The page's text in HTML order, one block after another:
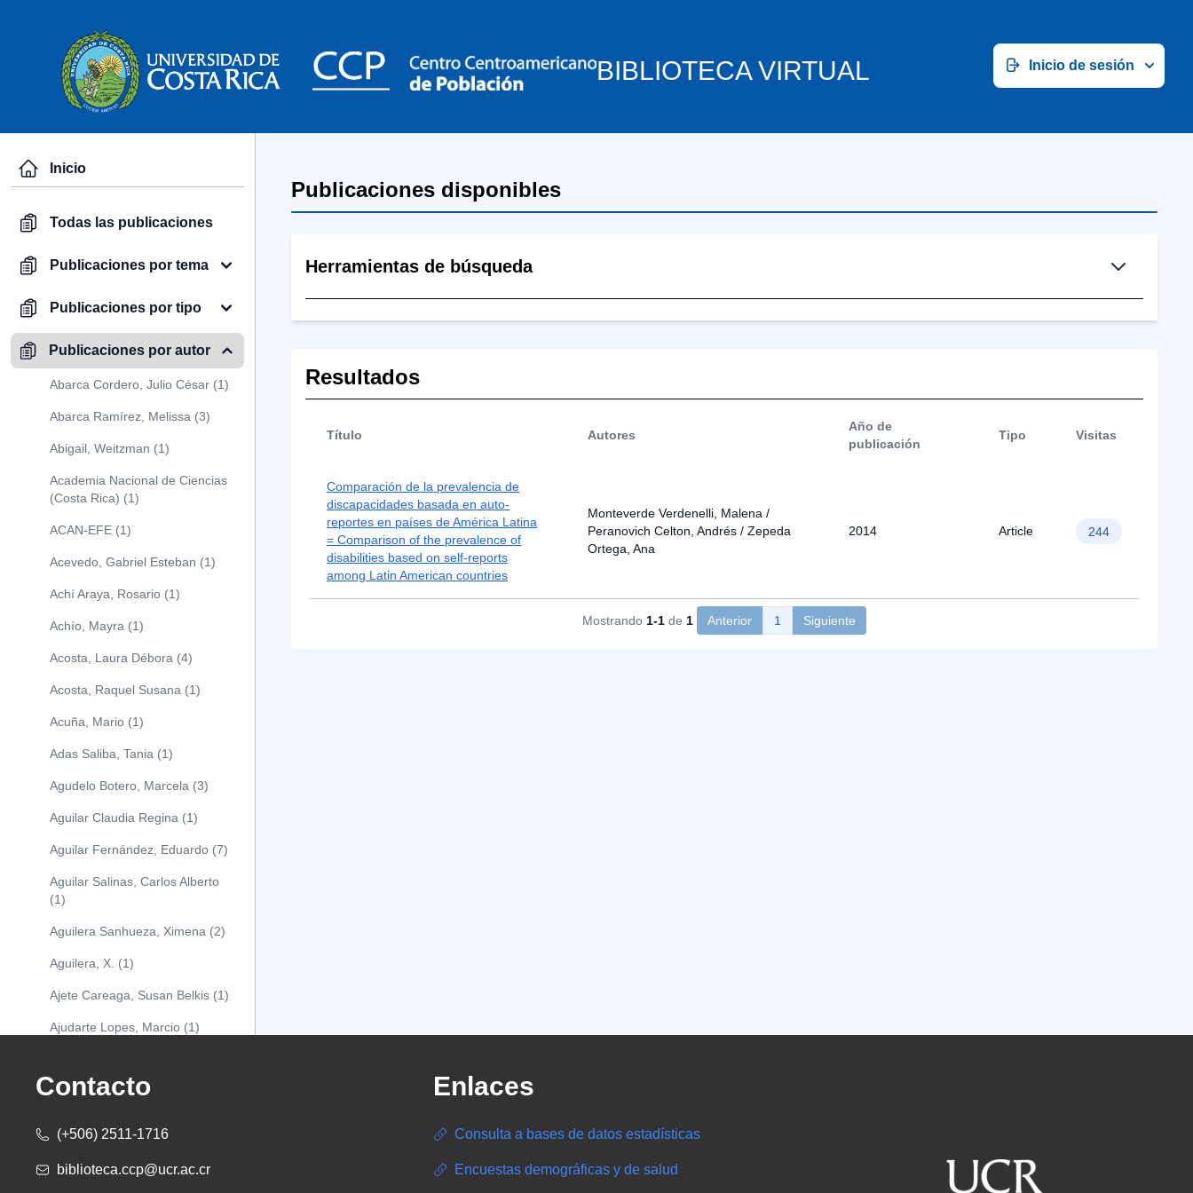
BIBLIOTECA VIRTUAL Inicio de sesión
Inicio
Todas las publicaciones
Publicaciones por tema
Publicaciones por tipo
Publicaciones por autor
Abarca Cordero, Julio César (1)
Abarca Ramírez, Melissa (3)
Abigail, Weitzman (1)
Academia Nacional de Ciencias
(Costa Rica) (1)
ACAN-EFE (1)
Acevedo, Gabriel Esteban (1)
Achí Araya, Rosario (1)
Achío, Mayra (1)
Acosta, Laura Débora (4)
Acosta, Raquel Susana (1)
Acuña, Mario (1)
Adas Saliba, Tania (1)
Agudelo Botero, Marcela (3)
Aguilar Claudia Regina (1)
Aguilar Fernández, Eduardo (7)
Aguilar Salinas, Carlos Alberto
(1)
Aguilera Sanhueza, Ximena (2)
Aguilera, X. (1)
Ajete Careaga, Susan Belkis (1)
Ajudarte Lopes, Marcio (1)
(1)
Albareda Tiana (1)
Alcócer Alfaro, Diana (1)
Publicaciones disponibles
Herramientas de búsqueda
Resultados
Título Autores
Año de
publicación
Tipo Visitas
Comparación de la prevalencia de
discapacidades basada en auto-
reportes en países de América Latina
= Comparison of the prevalence of
disabilities based on self-reports
among Latin American countries
Monteverde Verdenelli, Malena /
Peranovich Celton, Andrés / Zepeda
Ortega, Ana
2014 Article 244
Mostrando 1-1 de 1 Anterior 1 Siguiente
Contacto
(+506) 2511-1716
biblioteca.ccp@ucr.ac.cr
Enlaces
Consulta a bases de datos estadísticas
Encuestas demográficas y de salud